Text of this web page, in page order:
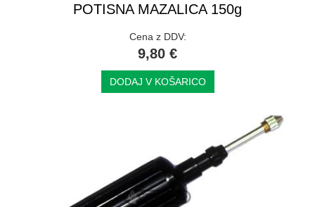
POTISNA MAZALICA 150g
Cena z DDV:
9,80 €
DODAJ V KOŠARICO